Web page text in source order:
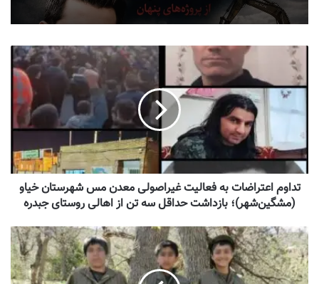
تداوم اعتراضات به فعالیت غیراصولی معدن مس شهرستان خیاو
(مشگین‌شهر)؛ بازداشت حداقل سه تن از اهالی روستای جبدره